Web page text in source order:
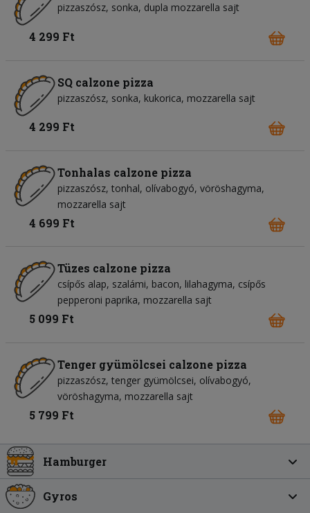
pizzaszósz sonka dupla mozzarella sajt
4 299 Ft
SQ calzone pizza
pizzaszósz sonka kukorica mozzarella sajt
4 299 Ft
Tonhalas calzone pizza
pizzaszósz tonhal olívabogyó vöröshagyma
mozzarella sajt
4 699 Ft
Tüzes calzone pizza
csípős alap szalámi bacon lilahagyma csípős
pepperoni paprika mozzarella sajt
5 099 Ft
Tenger gyümölcsei calzone pizza
pizzaszósz tenger gyümölcsei olívabogyó
vöröshagyma mozzarella sajt
5 799 Ft
Hamburger
Gyros